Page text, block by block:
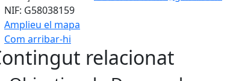
NIF: G58038159
Amplieu el mapa
Com arribar-hi
+
relacionat